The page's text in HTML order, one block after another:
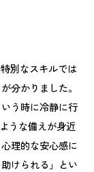
別なスキルでは
分かりました。
う時に冷静に行
うな備えが身近
理的な安心感に
けられる」とい